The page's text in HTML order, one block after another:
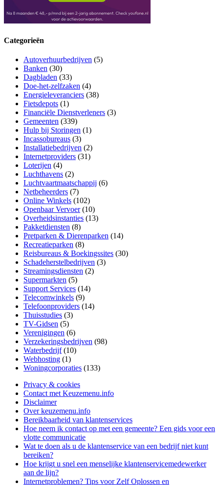
Categorieën
Autoverhuurbedrijven (5)
Banken (30)
Dagbladen (33)
Doe-het-zelfzaken (4)
Energieleveranciers (38)
Fietsdepots (1)
Financiële Dienstverleners (3)
Gemeenten (339)
Hulp bij Storingen (1)
Incassobureaus (3)
Installatiebedrijven (2)
Internetproviders (31)
Loterijen (4)
Luchthavens (2)
Luchtvaartmaatschappij (6)
Netbeheerders (7)
Online Winkels (102)
Openbaar Vervoer(10)
Overheidsinstanties (13)
Pakketdiensten (8)
Pretparken & Dierenparken (14)
Recreatieparken (8)
Reisbureaus & Boekingssites (30)
Schadeherstelbedrijven (3)
Streamingsdiensten (2)
Supermarkten (5)
Support Services (14)
Telecomwinkels (9)
Telefoonproviders (14)
Thuisstudies (3)
TV-Gidsen (5)
Verenigingen (6)
Verzekeringsbedrijven (98)
Waterbedrijf(10)
Webhosting (1)
Woningcorporaties (133)
Privacy & cookies
Contact met Keuzemenu.info
Disclaimer
Over keuzemenu.info
Bereikbaarheid van klantenservices
Hoe neem ik contact op met een gemeente? Een gids voor een
vlotte communicatie
Wat te doen als u de klantenservice van een bedrijf niet kunt
bereiken?
Hoe krijgt u snel een menselijke klantenservicemedewerker
aan de lijn?
Internetproblemen? Tips voor Zelf Oplossen en